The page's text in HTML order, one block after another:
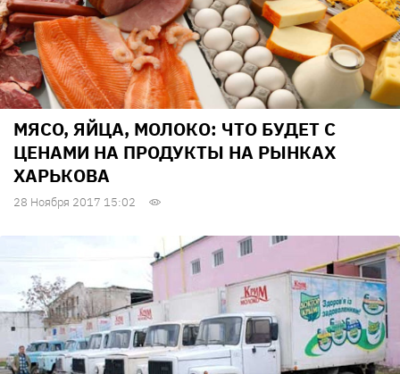
МЯСО, ЯЙЦА, МОЛОКО: ЧТО БУДЕТ С
ЦЕНАМИ НА ПРОДУКТЫ НА РЫНКАХ
ХАРЬКОВА
28 Ноября 2017 15:02